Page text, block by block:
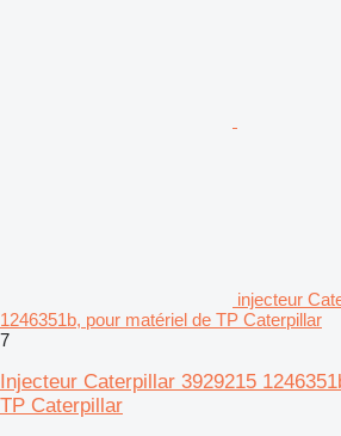
injecteur
1246351b, pour matériel de TP Caterpillar
7
Injecteur Caterpillar 3929215
TP Caterpillar